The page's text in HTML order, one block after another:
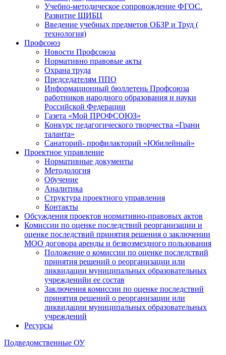
Учебно-методическое сопровождение ФГОС.
Развитие ШИБЦ
Введение учебных предметов ОБЗР и Труд (
технология)
Профсоюз
Новости Профсоюза
Нормативно правовые акты
Охрана труда
Председателям ППО
Информационный бюллетень Профсоюза
работников народного образования и науки
Российской Федерации
Газета «Мой ПРОФСОЮЗ»
Конкурс педагогического творчества «Грани
таланта»
Санаторий- профилакторий «Юбилейный»
Проектное управление
Нормативные документы
Методология
Обучение
Аналитика
Структура проектного управления
Контакты
Обсуждения проектов нормативно-правовых актов
Комиссии по оценке последствий реорганизации и
оценке последствий принятия решения о заключении
МОО договора аренды и безвозмездного пользования
Положение о комиссии по оценке последствий
принятия решений о реорганизации или
ликвидации муниципальных образовательных
учрежденийи ее состав
Заключения комиссии по оценке последствий
принятия решений о реорганизации или
ликвидации муниципальных образовательных
учреждений
Ресурсы
Подведомственные ОУ